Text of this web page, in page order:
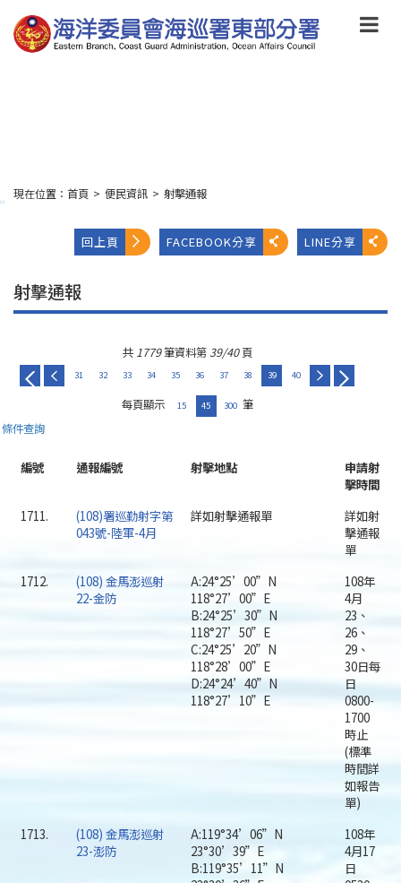
到
主
要
:::
現在位置： 首頁 > 便民資訊 > 射擊通報
回上頁 FACEBOOK分享 LINE分享
射擊通報
共 1779筆資料第 39/40頁
31 32 33 34 35 36 37 38 39 40
每頁顯示 15 45 300 筆
條件查詢
編號 通報編號 射擊地點
申請射
擊時間
1711.
(108)署巡勤射字第
043號-陸軍-4月
詳如射擊通報單
詳如射
擊通報
單
1712.
(108) 金馬澎巡射
22-金防
A:24°25’00”N
118°27’00”E
B:24°25’30”N
118°27’50”E
C:24°25’20”N
118°28’00”E
D:24°24’40”N
118°27’10”E
108年
4月
23、
26、
29、
30日每
日
0800-
1700
時止
(標準
時間詳
如報告
單)
1713.
(108) 金馬澎巡射
23-澎防
A:119°34’06”N
23°30’39”E
B:119°35’11”N
108年
4月17
日